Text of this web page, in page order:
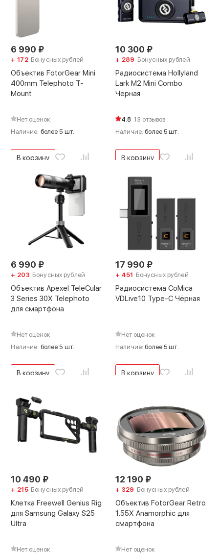
6 990 ₽
+ 172 Бонусных рублей
Объектив FotorGear Mini
400mm Telephoto T-
Mount
Нет оценок
Наличие: более 5 шт.
В корзину
10 300 ₽
+ 289 Бонусных рублей
Радиосистема Hollyland
Lark M2 Mini Combo
Чёрная
4.8 13 отзывов
Наличие:более 5 шт.
В корзину
6 990 ₽
+ 203 Бонусных рублей
Объектив Apexel TeleCular
3 Series 30X Telephoto
для смартфона
Нет оценок
Наличие: более 5 шт.
В корзину
17 990 ₽
+ 451 Бонусных рублей
Радиосистема CoMica
VDLive10 Type-C Чёрная
Нет оценок
Наличие:более 5 шт.
В корзину
10 490 ₽
+ 215 Бонусных рублей
Клетка Freewell Genius Rig
для Samsung Galaxy S25
Ultra
Нет оценок
12 190 ₽
+ 329 Бонусных рублей
Объектив FotorGear Retro
1.55X Anamorphic для
смартфона
Нет оценок